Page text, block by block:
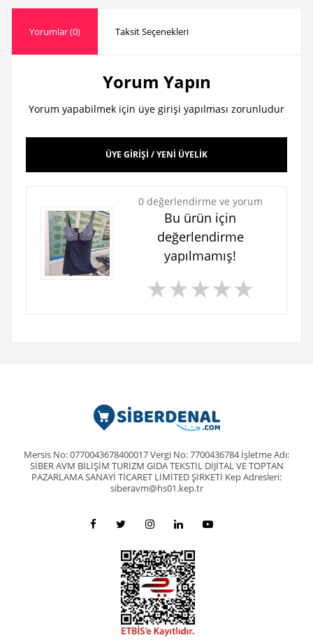
Yorumlar (0) Taksit Seçenekleri
Yorum Yapın
Yorum yapabilmek için üye girişi yapılması zorunludur
ÜYE GİRİŞİ / YENİ ÜYELİK
0 değerlendirme ve yorum
Bu ürün için
değerlendirme
yapılmamış!
★★★★★
Mersis No: 0770043678400017 Vergi No: 7700436784 İşletme Adı:
SİBER AVM BİLİŞİM TURİZM GIDA TEKSTİL DİJİTAL VE TOPTAN
PAZARLAMA SANAYİ TİCARET LİMİTED ŞİRKETİ Kep Adresleri:
siberavm@hs01.kep.tr